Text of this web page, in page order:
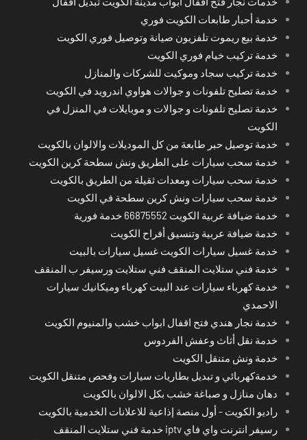
خدمة أحبار طابعات الكويت فوري
خدمة بيع ريموت تلفزيون صيانة وتوصيل فوري الكويت
خدمة تركيب خيام فوري الكويت
خدمة تركيب سجاد وموكيت للشركات والمنازل
خدمة تصليح تلفونات و جوالات هواوي اندرويد في الكويت
خدمة تصليح تلفونات و جوالات و موبايلات في المنزل في
الكويت
خدمة توصيل حبر طابعة من كل الموديلات والالوان بالكويت
خدمة سحب سيارات على الطريق ونش سطحة كرين الكويت
خدمة سحب سيارات ومعدات ثقيلة من الطريق بالكويت
خدمة سحب سيارات ونش كرين سطحة في الكويت
خدمة ضيافة عربية الكويت 66875552 خدمة فورية
خدمة ضيافة عربية وتنسيق أفراح الكويت
خدمة غسيل سيارات الكويت غسيل سيارات بالبيت
خدمة فني ستلايت المنقف فني ستلايت ورسيفر ب المنقف
خدمة كهرباء سيارات عند البيت كهرباء وميكانيك سيارات
الاحمدي
خدمة نجار هندي فتح اقفال ابواب خشب والمنيوم الكويت
خدمة نقل أثاث وعفش الفردوس
خدمة ونش متنقل الكويت
خدمةكهربائي و تبديل بطاريات سيارات وفحص متنقل الكويت
دهان منازل و صباغة خشب بكل الالوان بالكويت
راديو الكويت - أول منصة إذاعية للاعلانات الخدمية بالكويت
رسيفر انترنت واي فاي iptv خدمة فني ستلايت المنقف